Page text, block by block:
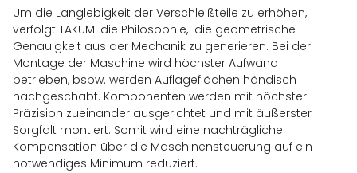
Um die Langlebigkeit der Verschleißteile zu erhöhen,
verfolgt TAKUMI die Philosophie, die geometrische
Genauigkeit aus der Mechanik zu generieren. Bei der
Montage der Maschine wird höchster Aufwand
betrieben, bspw. werden Auflageflächen händisch
nachgeschabt. Komponenten werden mit höchster
Präzision zueinander ausgerichtet und mit äußerster
Sorgfalt montiert. Somit wird eine nachträgliche
Kompensation über die Maschinensteuerung auf ein
notwendiges Minimum reduziert.